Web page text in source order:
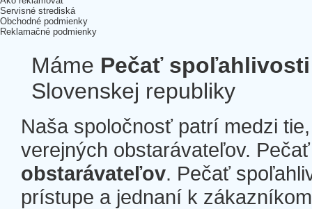
Servisné strediská
Obchodné podmienky
Reklamačné podmienky
Máme Pečať spoľahlivosti
Slovenskej republiky
Naša spoločnosť patrí medzi
verejných obstarávateľov.
obstarávateľov. Pečať
prístupe a jednaní k